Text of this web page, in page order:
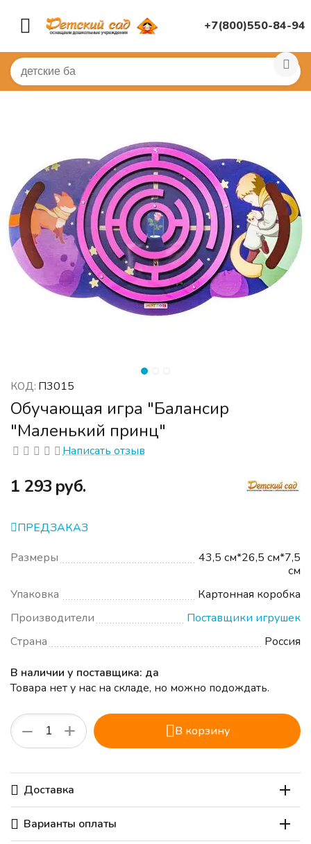
+7(800)550-84-94
Главная / СПОРТИВНЫЙ ЗАЛ
КОД: П3015
Обучающая игра "Балансир
"Маленький принц"
Написать отзыв
‍1 293‍ руб.
ПРЕДЗАКАЗ
Размеры
43,5 см*26,5 см*7,5
см
Упаковка
Картонная коробка
Производители
Поставщики игрушек
Страна
Россия
В наличии у поставщика: да
Товара нет у нас на складе, но можно подождать.
+
− В корзину
Доставка
Варианты оплаты